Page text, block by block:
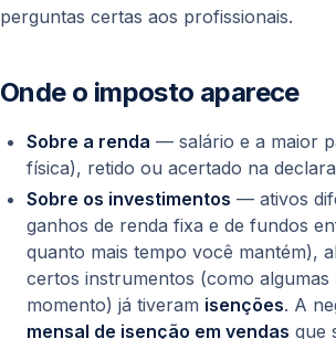
perguntas certas aos profissionais.
Onde o imposto aparece
Sobre a renda — salário e a maior
física), retido ou acertado na
Sobre os investimentos — ativos
ganhos de renda fixa e de fundos
quanto mais tempo você mantém),
certos instrumentos (como algumas
momento) já tiveram isenções. A
mensal de isenção em vendas que